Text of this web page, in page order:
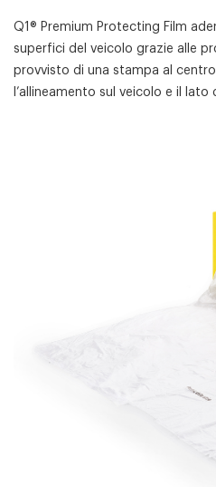
Q1® Premium Protecting Film
superfici del veicolo grazie alle
provvisto di una stampa al
l’allineamento sul veicolo e il lato